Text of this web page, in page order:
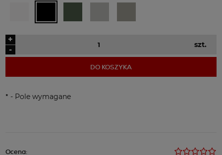
-
+
szt.
DO KOSZYKA
* - Pole wymagane
Ocena: